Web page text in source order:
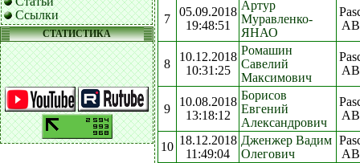
Ссылки
СТАТИСТИКА
7
05.09.2018
19:48:51
Артур
Муравленко-
ЯНАО
8
10.12.2018
10:31:25
Ромашин
Савелий
Максимович
9
10.08.2018
13:18:12
Борисов
Евгений
Александрович
10 18.12.2018
11:49:04
Дженжер Вадим
Олегович